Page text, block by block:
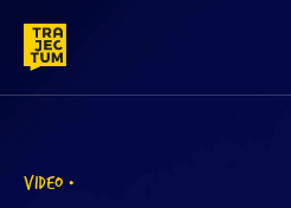
content
VIDEO